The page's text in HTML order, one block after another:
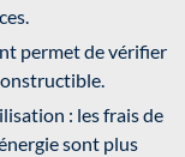
permet de vérifier
: les frais de
sont plus